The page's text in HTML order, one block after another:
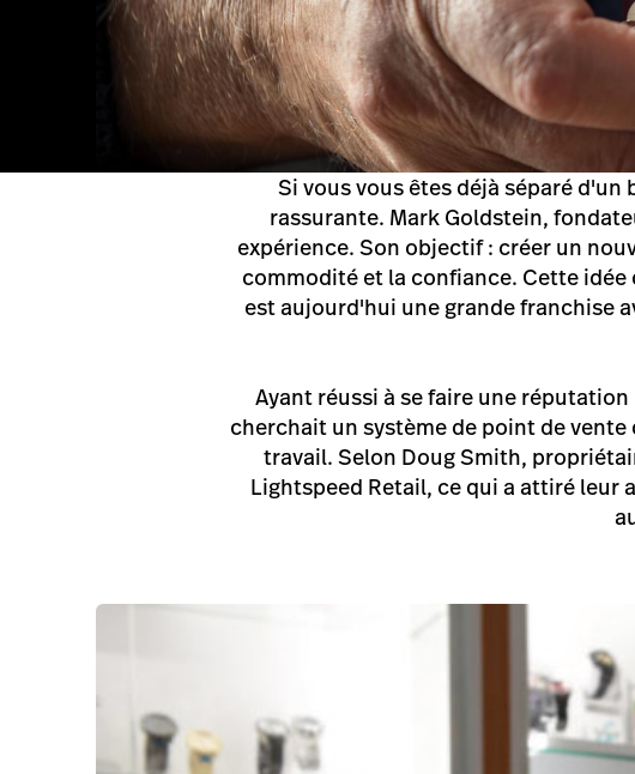
Si vous vous êtes déjà séparé
rassurante. Mark Goldstein,
expérience. Son objectif : créer un
commodité et la confiance. Cette idée
est aujourd'hui une grande franchise
Ayant réussi à se faire une
cherchait un système de point de
travail. Selon Doug Smith,
Lightspeed Retail, ce qui a attiré